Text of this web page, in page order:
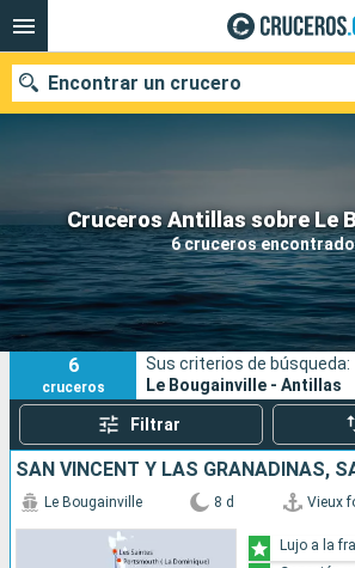
Cruceros Antillas sobre Le
6 cruceros
Encontrar un crucero
Nuestros destinos
Fecha de salida
Puertos
6
cruceros
Sus criterios de búsqueda:
Le Bougainville - Antillas
Filtrar
Le Bougainville 8 d Vieux
Lujo a la